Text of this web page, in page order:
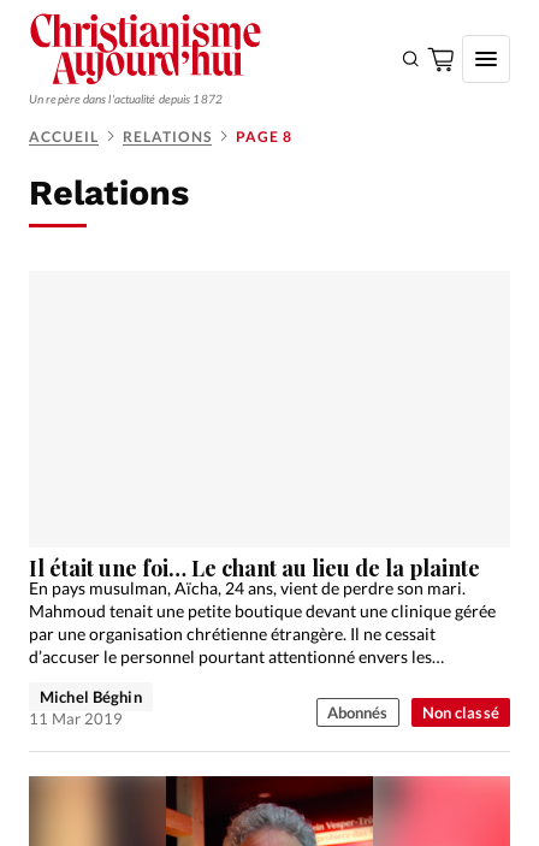
Un repère dans l'actualité depuis 1872
Monde
Devise:CHF
RUBRIQUES
Tous les articles
Actualité chrétienne
Actualité internationale
Chronique
Culture
Dossier
Génération réveil
Monde
Tour du monde des Eglises
Vie Intérieure
ACCUEIL RELATIONS PAGE 8
Relations
Non classé
Il était une foi… Le chant au lieu de la plainte
En pays musulman, Aïcha, 24 ans, vient de perdre son mari.
Mahmoud tenait une petite boutique devant une clinique gérée
par une organisation chrétienne étrangère. Il ne cessait
d’accuser le personnel pourtant attentionné envers les…
Michel Béghin
11 Mar 2019
Abonnés